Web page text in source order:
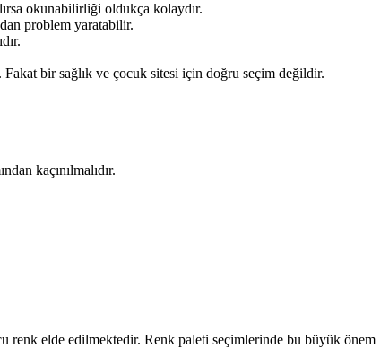
okunabilirliği oldukça kolaydır.
problem yaratabilir.
bir sağlık ve çocuk sitesi için doğru seçim değildir.
kaçınılmalıdır.
renk elde edilmektedir. Renk paleti seçimlerinde bu büyük önem